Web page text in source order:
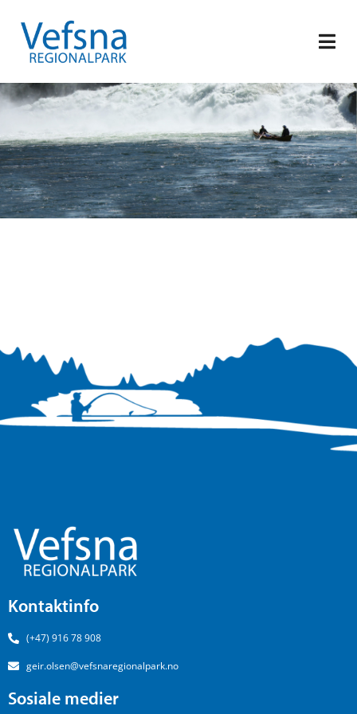
Kontaktinfo
(+47) 916 78 908
geir.olsen@vefsnaregionalpark.no
Sosiale medier